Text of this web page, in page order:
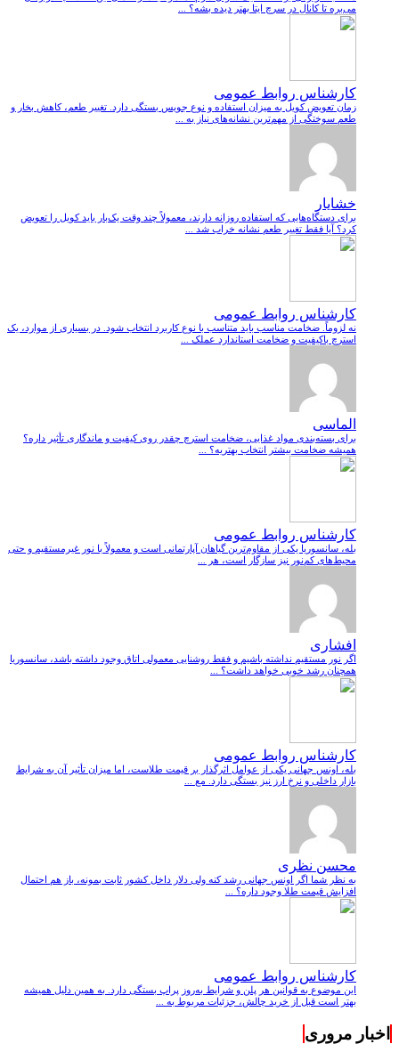
می‌بره تا کانال در سرچ ایتا بهتر دیده بشه؟ ...
کارشناس روابط عمومی
زمان تعویض کویل به میزان استفاده و نوع جویس بستگی دارد. تغییر طعم، کاهش بخار و
طعم سوختگی از مهم‌ترین نشانه‌های نیاز به ...
خشایار
برای دستگاه‌هایی که استفاده روزانه دارند، معمولاً چند وقت یک‌بار باید کویل را تعویض
کرد؟ آیا فقط تغییر طعم نشانه خراب شد ...
کارشناس روابط عمومی
نه لزوماً. ضخامت مناسب باید متناسب با نوع کاربرد انتخاب شود. در بسیاری از موارد، یک
استرچ باکیفیت و ضخامت استاندارد عملک ...
الماسی
برای بسته‌بندی مواد غذایی، ضخامت استرچ چقدر روی کیفیت و ماندگاری تأثیر داره؟
همیشه ضخامت بیشتر انتخاب بهتریه؟ ...
کارشناس روابط عمومی
بله، سانسوریا یکی از مقاوم‌ترین گیاهان آپارتمانی است و معمولاً با نور غیرمستقیم و حتی
محیط‌های کم‌نور نیز سازگار است، هر ...
افشاری
اگر نور مستقیم نداشته باشیم و فقط روشنایی معمولی اتاق وجود داشته باشد، سانسوریا
همچنان رشد خوبی خواهد داشت؟ ...
کارشناس روابط عمومی
بله، اونس جهانی یکی از عوامل اثرگذار بر قیمت طلاست، اما میزان تأثیر آن به شرایط
بازار داخلی و نرخ ارز نیز بستگی دارد. مع ...
محسن نظری
به نظر شما اگر اونس جهانی رشد کنه ولی دلار داخل کشور ثابت بمونه، باز هم احتمال
افزایش قیمت طلا وجود داره؟ ...
کارشناس روابط عمومی
این موضوع به قوانین هر پلن و شرایط به‌روز پراپ بستگی دارد. به همین دلیل همیشه
بهتر است قبل از خرید چالش، جزئیات مربوط به ...
اخبار مروری